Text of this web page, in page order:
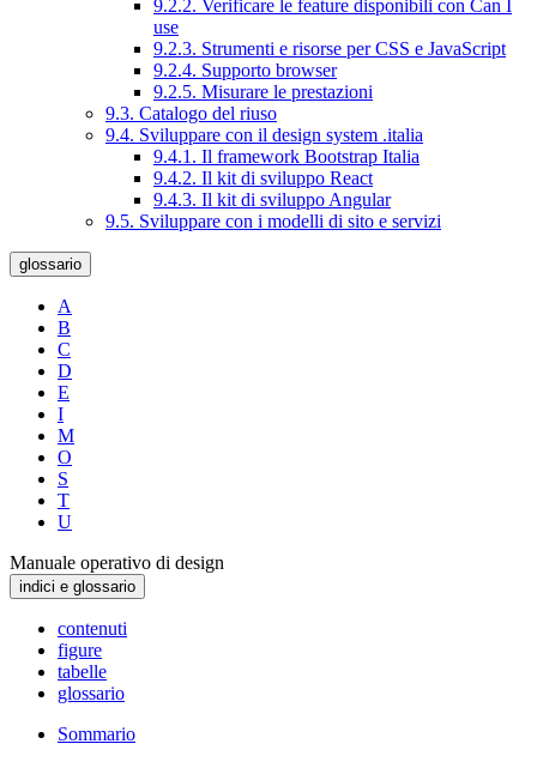
9.2.2. Verificare le feature disponibili con Can I
use
9.2.3. Strumenti e risorse per CSS e JavaScript
9.2.4. Supporto browser
9.2.5. Misurare le prestazioni
9.3. Catalogo del riuso
9.4. Sviluppare con il design system .italia
9.4.1. Il framework Bootstrap Italia
9.4.2. Il kit di sviluppo React
9.4.3. Il kit di sviluppo Angular
9.5. Sviluppare con i modelli di sito e servizi
glossario
A
B
C
D
E
I
M
O
S
T
U
Manuale operativo di design
indici e glossario
contenuti
figure
tabelle
glossario
Sommario